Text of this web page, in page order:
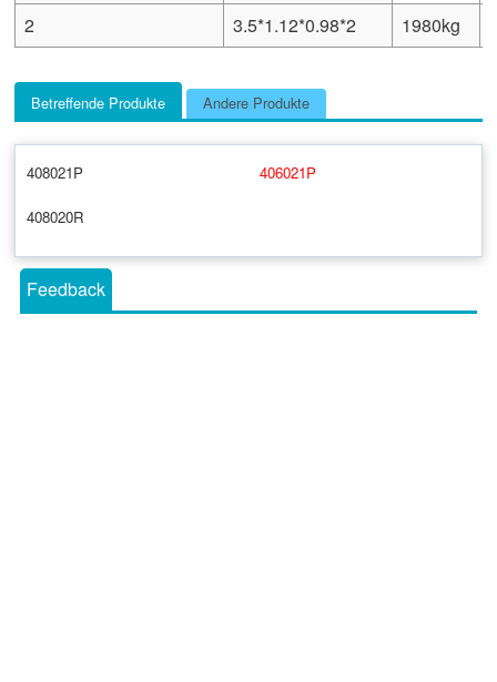
2
3.5*1.12*0.98*2 1980kg
Betreffende Produkte Andere Produkte
408021P 406021P
408020R
Feedback